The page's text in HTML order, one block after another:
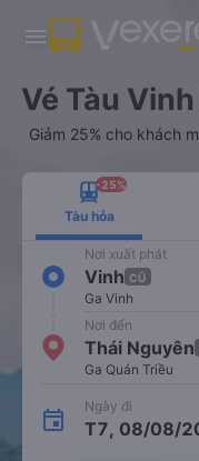
Tải
Nhận
Tải
-30k/
Vé Tàu
Giảm 25% cho khách
Tàu hỏa
-25%
Nơi xuất phát
Vinh CŨ
Ga Vinh
Nơi đến
Thái Nguyên
Ga Quán Triều
Ngày đi
T7, 08/08/